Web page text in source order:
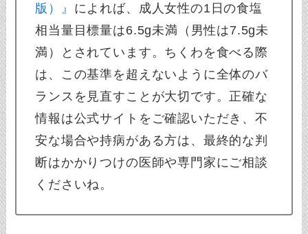
版）』 によれば、成人女性の1日の食塩
相当量目標量は6.5g未満（男性は7.5g未
満）とされています。ちくわを食べる際
は、この基準を超えないように全体のバ
ランスを見直すことが大切です。正確な
情報は公式サイトをご確認いただき、不
安な場合や持病がある方は、最終的な判
断はかかりつけの医師や専門家にご相談
くださいね。